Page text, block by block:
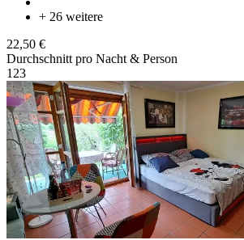
+ 26 weitere
22,50 €
Durchschnitt pro Nacht & Person
123